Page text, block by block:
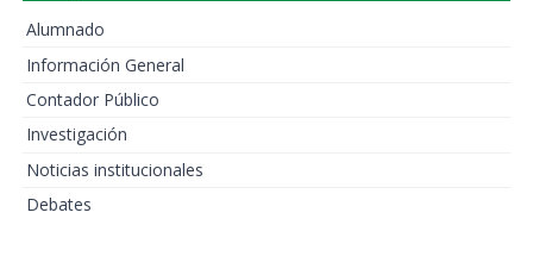
Alumnado
Información General
Contador Público
Investigación
Noticias institucionales
Debates